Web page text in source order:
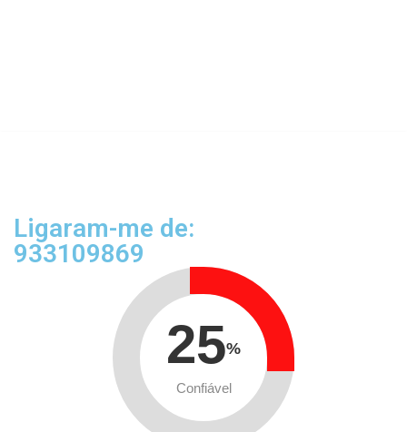
Ligaram-me de:
933109869
25%
Confiável